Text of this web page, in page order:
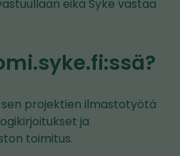
eikä Syke vastaa
projektien ilmastotyötä
ja
toimitus.